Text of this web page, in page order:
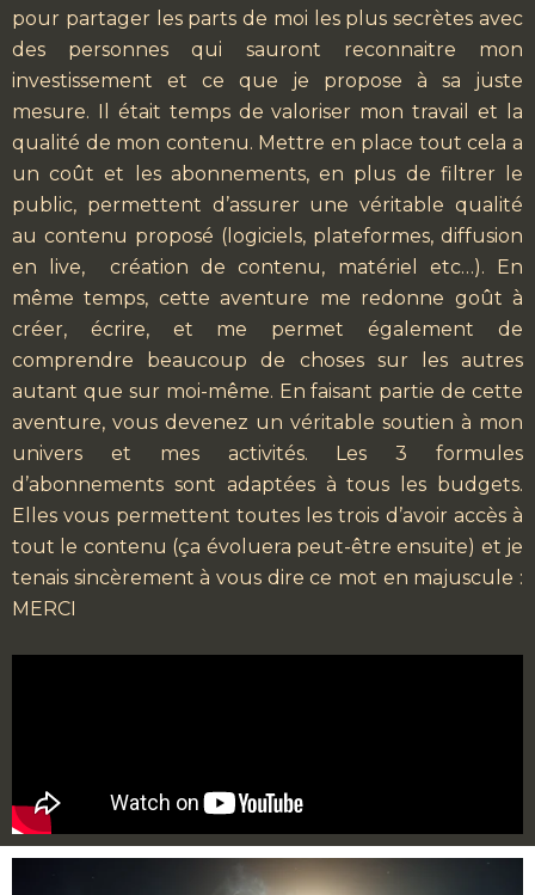
pour partager les parts de moi les plus secrètes avec
des personnes qui sauront reconnaitre mon
investissement et ce que je propose à sa juste
mesure. Il était temps de valoriser mon travail et la
qualité de mon contenu. Mettre en place tout cela a
un coût et les abonnements, en plus de filtrer le
public, permettent d’assurer une véritable qualité
au contenu proposé (logiciels, plateformes, diffusion
en live, création de contenu, matériel etc…). En
même temps, cette aventure me redonne goût à
créer, écrire, et me permet également de
comprendre beaucoup de choses sur les autres
autant que sur moi-même. En faisant partie de cette
aventure, vous devenez un véritable soutien à mon
univers et mes activités. Les 3 formules
d’abonnements sont adaptées à tous les budgets.
Elles vous permettent toutes les trois d’avoir accès à
tout le contenu (ça évoluera peut-être ensuite) et je
tenais sincèrement à vous dire ce mot en majuscule :
MERCI